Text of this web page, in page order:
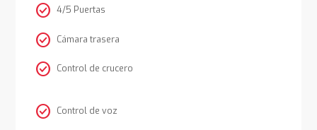
check_circle 4/5 Puertas
check_circle Cámara trasera
check_circle Control de crucero
check_circle Control de voz